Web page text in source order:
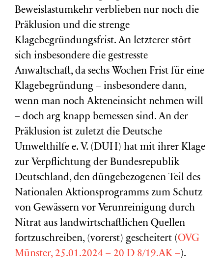
Beweislastumkehr verblieben nur noch die
Präklusion und die strenge
Klagebegründungsfrist. An letzterer stört
sich insbesondere die gestresste
Anwaltschaft, da sechs Wochen Frist für eine
Klagebegründung – insbesondere dann,
wenn man noch Akteneinsicht nehmen will
– doch arg knapp bemessen sind. An der
Präklusion ist zuletzt die Deutsche
Umwelthilfe e. V. (DUH) hat mit ihrer Klage
zur Verpflichtung der Bundesrepublik
Deutschland, den düngebezogenen Teil des
Nationalen Aktionsprogramms zum Schutz
von Gewässern vor Verunreinigung durch
Nitrat aus landwirtschaftlichen Quellen
fortzuschreiben, (vorerst) gescheitert (OVG
Münster, 25.01.2024 – 20 D 8/19.AK –).